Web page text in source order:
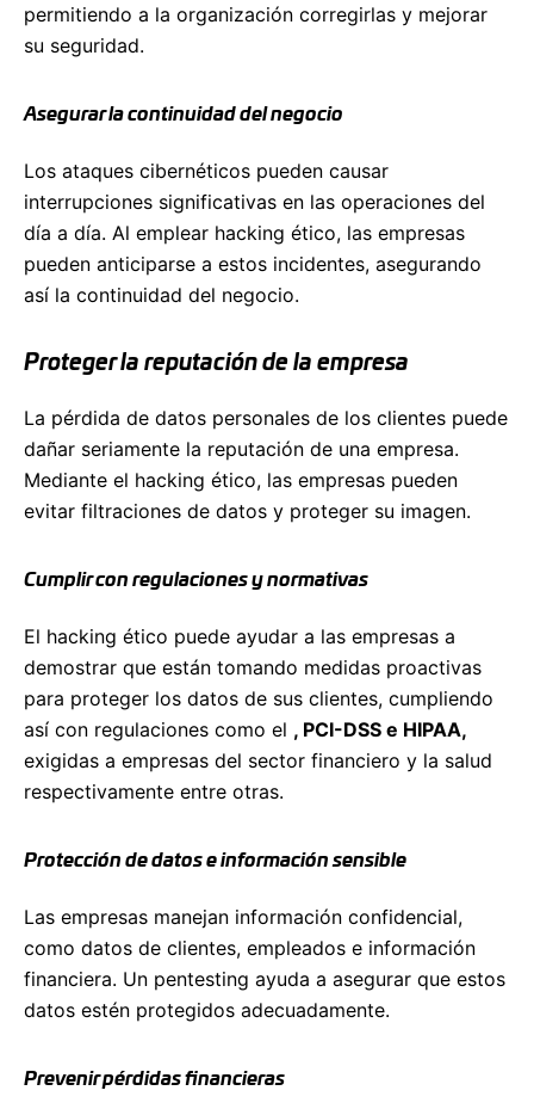
permitiendo a la organización corregirlas y mejorar
su seguridad.
Asegurar la continuidad del negocio
Los ataques cibernéticos pueden causar
interrupciones significativas en las operaciones del
día a día. Al emplear hacking ético, las empresas
pueden anticiparse a estos incidentes, asegurando
así la continuidad del negocio.
Proteger la reputación de la empresa
La pérdida de datos personales de los clientes puede
dañar seriamente la reputación de una empresa.
Mediante el hacking ético, las empresas pueden
evitar filtraciones de datos y proteger su imagen.
Cumplir con regulaciones y normativas
El hacking ético puede ayudar a las empresas a
demostrar que están tomando medidas proactivas
para proteger los datos de sus clientes, cumpliendo
así con regulaciones como el , PCI-DSS e HIPAA,
exigidas a empresas del sector financiero y la salud
respectivamente entre otras.
Protección de datos e información sensible
Las empresas manejan información confidencial,
como datos de clientes, empleados e información
financiera. Un pentesting ayuda a asegurar que estos
datos estén protegidos adecuadamente.
Prevenir pérdidas financieras